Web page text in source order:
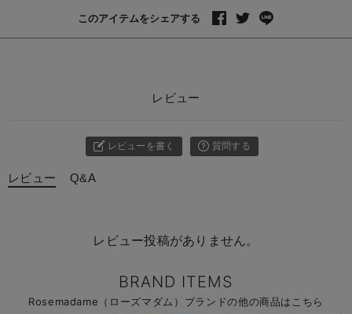
このアイテムをシェアする
レビュー
レビューを書く 質問する
レビュー Q&A
レビュー投稿がありません。
BRAND ITEMS
Rosemadame（ローズマダム）ブランドの他の商品はこちら